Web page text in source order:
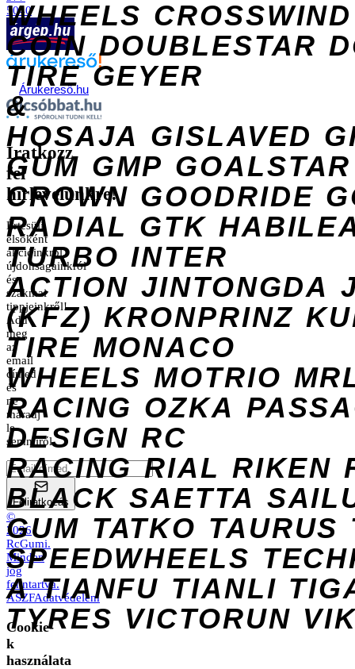
WHEELS CROSSWIND
COIN DOUBLESTAR
TIRE GEYER
&
HOSAJA GISLAVED
GUM GMP GOALSTAR
CROWN GOODRIDE
RADIAL GTK
TURBO INTER
ACTION JINTONGDA
(KFZ) KRONPRINZ
TIRE MONACO
WHEELS MOTRIO
RACING OZKA
DESIGN RC
RACING RIAL RIKEN
BLACK SAETTA
GUM TATKO TAURUS
SPEEDWHEELS
A TIANFU TIANLI
TYRES VICTORUN
5040
Árukereső.hu
Iratkozz
fel
hírlevelünkre!
Értesülj
elsőként
akcióinkról,
újdonságainkról
és
szakmai
tippjeinkről!
Add
meg
az
email
címed
és
ne
maradj
le
semmiről.
Feliratkozás
©
2026
RcGumi.
Minden
jog
fenntartva.
ÁSZFAdatvédelem
Cookie-
k
használata